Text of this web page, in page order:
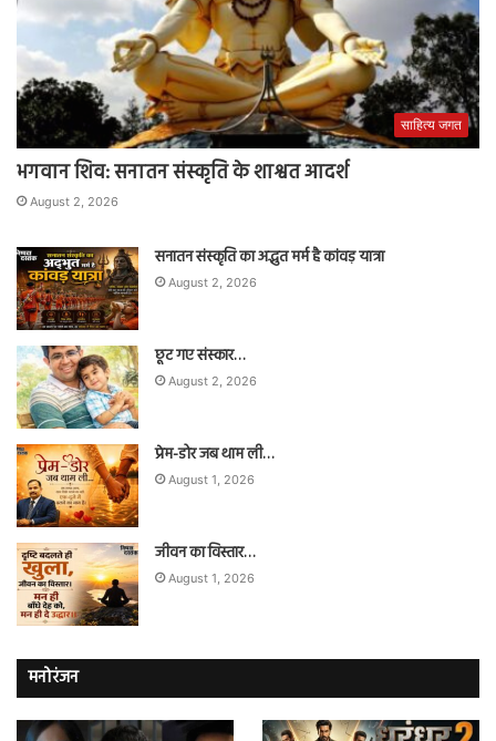
साहित्य जगत
भगवान शिव: सनातन संस्कृति के शाश्वत आदर्श
August 2, 2026
सनातन संस्कृति का अद्भुत मर्म है कांवड़ यात्रा
August 2, 2026
छूट गए संस्कार…
August 2, 2026
प्रेम-डोर जब थाम ली…
August 1, 2026
जीवन का विस्तार…
August 1, 2026
मनोरंजन